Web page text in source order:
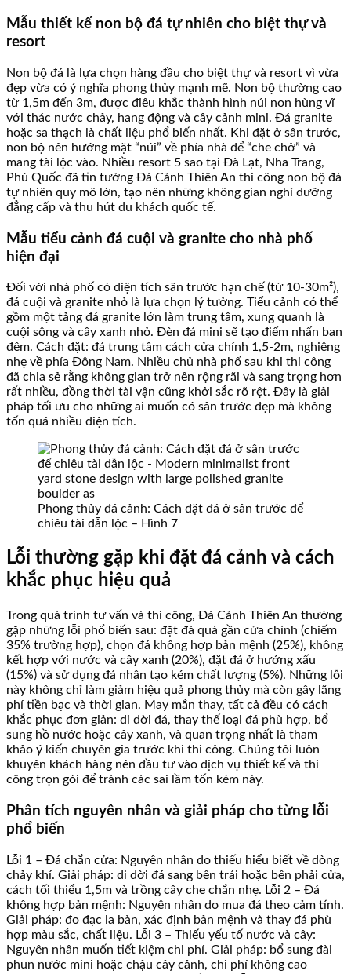
Mẫu thiết kế non bộ đá tự nhiên cho biệt thự và
resort
Non bộ đá là lựa chọn hàng đầu cho biệt thự và resort vì vừa
đẹp vừa có ý nghĩa phong thủy mạnh mẽ. Non bộ thường cao
từ 1,5m đến 3m, được điêu khắc thành hình núi non hùng vĩ
với thác nước chảy, hang động và cây cảnh mini. Đá granite
hoặc sa thạch là chất liệu phổ biến nhất. Khi đặt ở sân trước,
non bộ nên hướng mặt “núi” về phía nhà để “che chở” và
mang tài lộc vào. Nhiều resort 5 sao tại Đà Lạt, Nha Trang,
Phú Quốc đã tin tưởng Đá Cảnh Thiên An thi công non bộ đá
tự nhiên quy mô lớn, tạo nên những không gian nghỉ dưỡng
đẳng cấp và thu hút du khách quốc tế.
Mẫu tiểu cảnh đá cuội và granite cho nhà phố
hiện đại
Đối với nhà phố có diện tích sân trước hạn chế (từ 10-30m²),
đá cuội và granite nhỏ là lựa chọn lý tưởng. Tiểu cảnh có thể
gồm một tảng đá granite lớn làm trung tâm, xung quanh là
cuội sông và cây xanh nhỏ. Đèn đá mini sẽ tạo điểm nhấn ban
đêm. Cách đặt: đá trung tâm cách cửa chính 1,5-2m, nghiêng
nhẹ về phía Đông Nam. Nhiều chủ nhà phố sau khi thi công
đã chia sẻ rằng không gian trở nên rộng rãi và sang trọng hơn
rất nhiều, đồng thời tài vận cũng khởi sắc rõ rệt. Đây là giải
pháp tối ưu cho những ai muốn có sân trước đẹp mà không
tốn quá nhiều diện tích.
Phong thủy đá cảnh: Cách đặt đá ở sân trước để
chiêu tài dẫn lộc – Hình 7
Lỗi thường gặp khi đặt đá cảnh và cách
khắc phục hiệu quả
Trong quá trình tư vấn và thi công, Đá Cảnh Thiên An thường
gặp những lỗi phổ biến sau: đặt đá quá gần cửa chính (chiếm
35% trường hợp), chọn đá không hợp bản mệnh (25%), không
kết hợp với nước và cây xanh (20%), đặt đá ở hướng xấu
(15%) và sử dụng đá nhân tạo kém chất lượng (5%). Những lỗi
này không chỉ làm giảm hiệu quả phong thủy mà còn gây lãng
phí tiền bạc và thời gian. May mắn thay, tất cả đều có cách
khắc phục đơn giản: di dời đá, thay thế loại đá phù hợp, bổ
sung hồ nước hoặc cây xanh, và quan trọng nhất là tham
khảo ý kiến chuyên gia trước khi thi công. Chúng tôi luôn
khuyên khách hàng nên đầu tư vào dịch vụ thiết kế và thi
công trọn gói để tránh các sai lầm tốn kém này.
Phân tích nguyên nhân và giải pháp cho từng lỗi
phổ biến
Lỗi 1 – Đá chắn cửa: Nguyên nhân do thiếu hiểu biết về dòng
chảy khí. Giải pháp: di dời đá sang bên trái hoặc bên phải cửa,
cách tối thiểu 1,5m và trồng cây che chắn nhẹ. Lỗi 2 – Đá
không hợp bản mệnh: Nguyên nhân do mua đá theo cảm tính.
Giải pháp: đo đạc la bàn, xác định bản mệnh và thay đá phù
hợp màu sắc, chất liệu. Lỗi 3 – Thiếu yếu tố nước và cây:
Nguyên nhân muốn tiết kiệm chi phí. Giải pháp: bổ sung đài
phun nước mini hoặc chậu cây cảnh, chi phí không cao